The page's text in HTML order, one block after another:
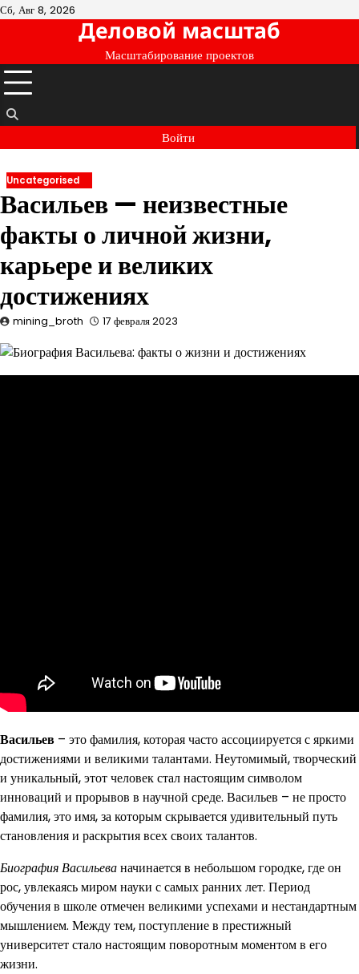
Перейти
Сб, Авг 8, 2026
Деловой масштаб
Масштабирование проектов
Войти
Uncategorised
Васильев — неизвестные
факты о личной жизни,
карьере и великих
достижениях
mining_broth 17 февраля 2023
Васильев – это фамилия, которая часто ассоциируется с яркими
достижениями и великими талантами. Неутомимый, творческий
и уникальный, этот человек стал настоящим символом
инноваций и прорывов в научной среде. Васильев – не просто
фамилия, это имя, за которым скрывается удивительный путь
становления и раскрытия всех своих талантов.
Биография Васильеваначинается в небольшом городке, где он
рос, увлекаясь миром науки с самых ранних лет. Период
обучения в школе отмечен великими успехами и нестандартным
мышлением. Между тем, поступление в престижный
университет стало настоящим поворотным моментом в его
жизни.